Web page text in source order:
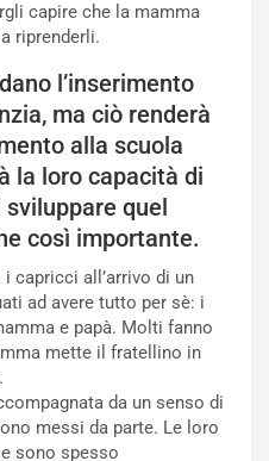
capire che la mamma
riprenderli.
l’inserimento
ma ciò renderà
alla scuola
la loro capacità di
quel
così importante.
i capricci all’arrivo di un
ad avere tutto per sè: i
e papà. Molti fanno
mette il fratellino in
da un senso di
messi da parte. Le loro
sono spesso